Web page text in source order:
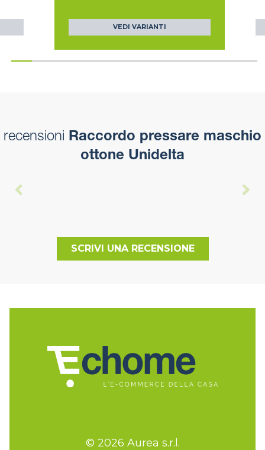
VEDI VARIANTI
recensioni Raccordo pressare maschio
ottone Unidelta
SCRIVI UNA RECENSIONE
© 2026 Aurea s.r.l.